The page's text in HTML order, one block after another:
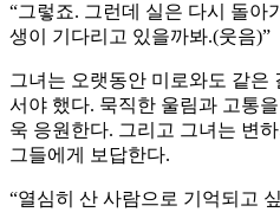
“그렇죠. 그런데 실은 다시 돌아
생이 기다리고 있을까봐.(웃음)”
그녀는 오랫동안 미로와도 같은
서야 했다. 묵직한 울림과 고통
욱 응원한다. 그리고 그녀는 변
그들에게 보답한다.
“열심히 산 사람으로 기억되고